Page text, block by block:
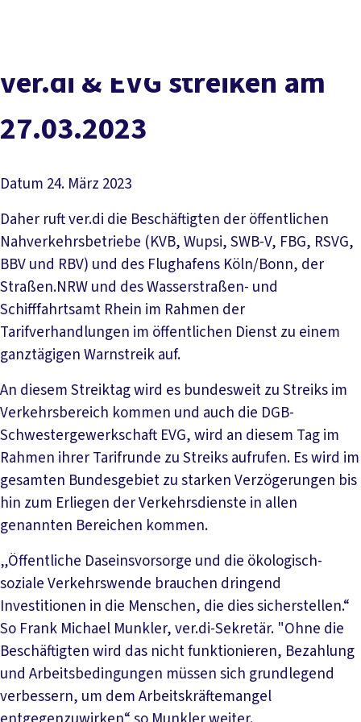
Politik in NRW
Service
ver.di & EVG streiken am
27.03.2023
Datum 24. März 2023
Daher ruft ver.di die Beschäftigten der öffentlichen
Nahverkehrsbetriebe (KVB, Wupsi, SWB-V, FBG, RSVG,
BBV und RBV) und des Flughafens Köln/Bonn, der
Straßen.NRW und des Wasserstraßen- und
Schifffahrtsamt Rhein im Rahmen der
Tarifverhandlungen im öffentlichen Dienst zu einem
ganztägigen Warnstreik auf.
An diesem Streiktag wird es bundesweit zu Streiks im
Verkehrsbereich kommen und auch die DGB-
Schwestergewerkschaft EVG, wird an diesem Tag im
Rahmen ihrer Tarifrunde zu Streiks aufrufen. Es wird im
gesamten Bundesgebiet zu starken Verzögerungen bis
hin zum Erliegen der Verkehrsdienste in allen
genannten Bereichen kommen.
„Öffentliche Daseinsvorsorge und die ökologisch-
soziale Verkehrswende brauchen dringend
Investitionen in die Menschen, die dies sicherstellen.“
So Frank Michael Munkler, ver.di-Sekretär. "Ohne die
Beschäftigten wird das nicht funktionieren, Bezahlung
und Arbeitsbedingungen müssen sich grundlegend
verbessern, um dem Arbeitskräftemangel